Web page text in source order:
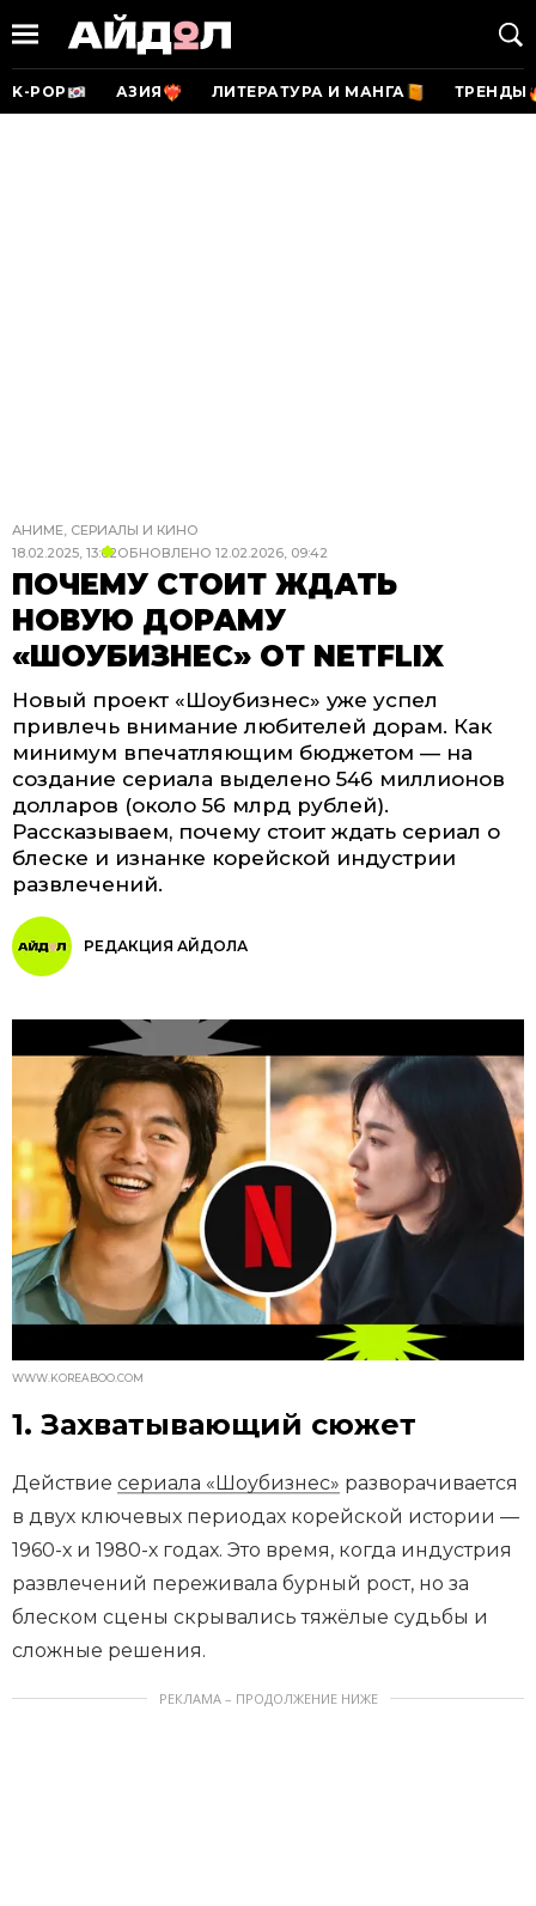
K-POP АЗИЯ ЛИТЕРАТУРА И МАНГА ТРЕНДЫ
АНИМЕ, СЕРИАЛЫ И КИНО
18.02.2025, 13:02ОБНОВЛЕНО 12.02.2026, 09:42
ПОЧЕМУ СТОИТ ЖДАТЬ
НОВУЮ ДОРАМУ
«ШОУБИЗНЕС» ОТ NETFLIX
Новый проект «Шоубизнес» уже успел
привлечь внимание любителей дорам. Как
минимум впечатляющим бюджетом — на
создание сериала выделено 546 миллионов
долларов (около 56 млрд рублей).
Рассказываем, почему стоит ждать сериал о
блеске и изнанке корейской индустрии
развлечений.
РЕДАКЦИЯ АЙДОЛА
WWW.KOREABOO.COM
1. Захватывающий сюжет
Действие сериала «Шоубизнес» разворачивается
в двух ключевых периодах корейской истории —
1960-х и 1980-х годах. Это время, когда индустрия
развлечений переживала бурный рост, но за
блеском сцены скрывались тяжёлые судьбы и
сложные решения.
РЕКЛАМА – ПРОДОЛЖЕНИЕ НИЖЕ